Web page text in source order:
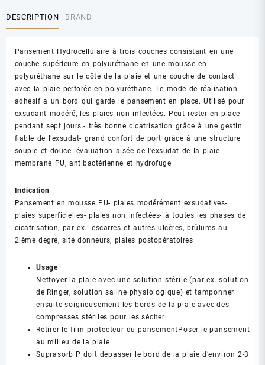
DESCRIPTION BRAND
Pansement Hydrocellulaire à trois couches consistant en une
couche supérieure en polyuréthane en une mousse en
polyuréthane sur le côté de la plaie et une couche de contact
avec la plaie perforée en polyuréthane. Le mode de réalisation
adhésif a un bord qui garde le pansement en place. Utilisé pour
exsudant modéré, les plaies non infectées. Peut rester en place
pendant sept jours.- très bonne cicatrisation grâce à une gestin
fiable de l’exsudat- grand confort de port grâce à une structure
souple et douce- évaluation aisée de l’exsudat de la plaie-
membrane PU, antibactérienne et hydrofuge
Indication
Pansement en mousse PU- plaies modérément exsudatives-
plaies superficielles- plaies non infectées- à toutes les phases de
cicatrisation, par ex.: escarres et autres ulcères, brûlures au
2ième degré, site donneurs, plaies postopératoires
Usage
Nettoyer la plaie avec une solution stérile (par ex. solution
de Ringer, solution saline physiologique) et tamponner
ensuite soigneusement les bords de la plaie avec des
compresses stériles pour les sécher
Retirer le film protecteur du pansementPoser le pansement
au milieu de la plaie.
Suprasorb P doit dépasser le bord de la plaie d’environ 2-3